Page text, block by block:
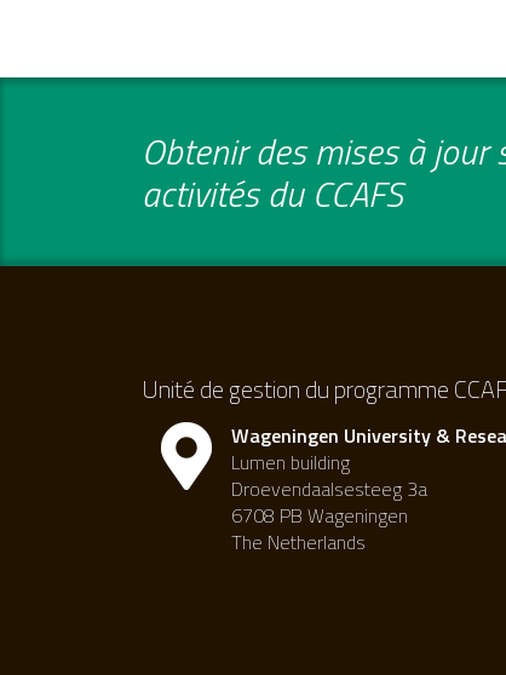
Obtenir des mises à
activités du CCAFS
Unité de gestion du programme
Wageningen University &
Lumen building
Droevendaalsesteeg 3a
6708 PB Wageningen
The Netherlands